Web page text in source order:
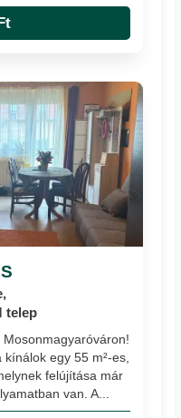
telep
Mosonmagyaróváron!
egy 55 m²-es,
felújítása már
van. A...